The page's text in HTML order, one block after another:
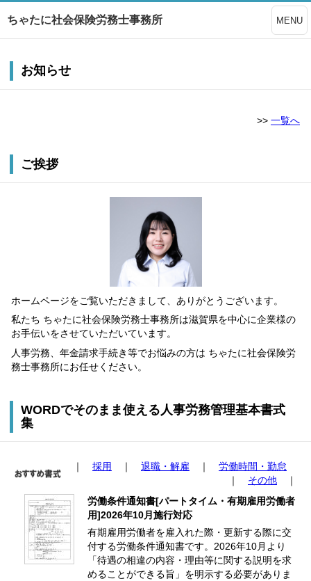
ちゃたに社会保険労務士事務所 MENU
お知らせ
>> 一覧へ
ご挨拶
ホームページをご覧いただきまして、ありがとうございます。
私たち ちゃたに社会保険労務士事務所は滋賀県を中心に企業様の
お手伝いをさせていただいています。
人事労務、年金請求手続き等でお悩みの方は ちゃたに社会保険労
務士事務所にお任せください。
WORDでそのまま使える人事労務管理基本書式
集
｜ 採用 ｜ 退職・解雇 ｜ 労働時間・勤怠
｜ その他 ｜
労働条件通知書[パートタイム・有期雇用労働者
用]2026年10月施行対応
有期雇用労働者を雇入れた際・更新する際に交
付する労働条件通知書です。2026年10月より
「待遇の相違の内容・理由等に関する説明を求
めることができる旨」を明示する必要がありま